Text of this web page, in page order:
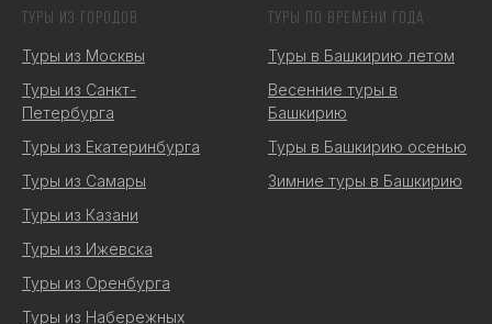
ТУРЫ ИЗ ГОРОДОВ
Туры из Москвы
Туры из Санкт-
Петербурга
Туры из Екатеринбурга
Туры из Самары
Туры из Казани
Туры из Ижевска
Туры из Оренбурга
Туры из Набережных
ТУРЫ ПО ВРЕМЕНИ ГОДА
Туры в Башкирию летом
Весенние туры в
Башкирию
Туры в Башкирию осенью
Зимние туры в Башкирию